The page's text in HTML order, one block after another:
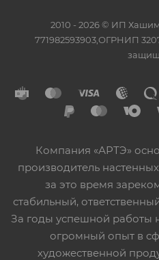
2010 - 2026 © ИП
771982593903,ОГРНИП
Компания «АРТЭ»
производитель
за это время
стабильный,
За годы успешной работы
огромный опыт в
художественной